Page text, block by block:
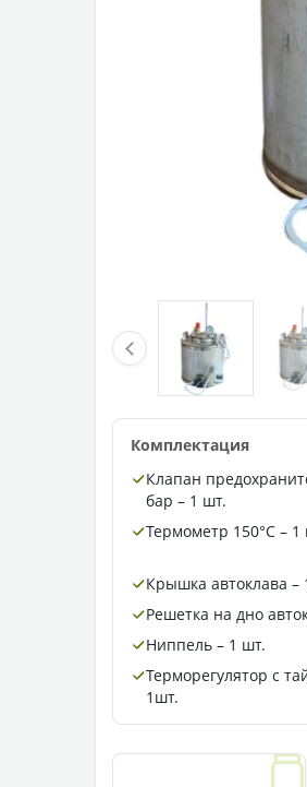
Комплектация
Клапан
бар – 1 шт.
Термометр 150°C – 1
Крышка автоклава –
Решетка на дно
Ниппель – 1 шт.
Терморегулятор с
1шт.